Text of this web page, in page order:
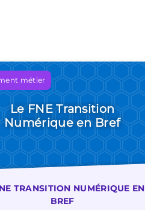
Le FNE Transition
Numérique en Bref
métier
TRANSITION NUMÉRIQUE EN
BREF